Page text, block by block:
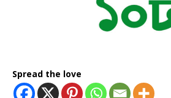
Spread the love